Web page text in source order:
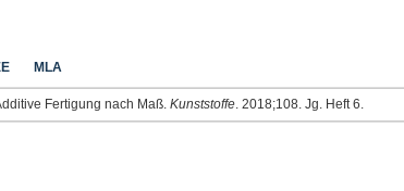
MLA
Fertigung nach Maß. Kunststoffe . 2018;108. Jg. Heft 6.